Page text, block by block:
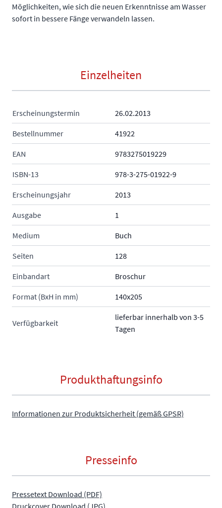
Möglichkeiten, wie sich die neuen Erkenntnisse am Wasser
sofort in bessere Fänge verwandeln lassen.
Einzelheiten
Erscheinungstermin 26.02.2013
Bestellnummer 41922
EAN 9783275019229
ISBN-13 978-3-275-01922-9
Erscheinungsjahr 2013
Ausgabe 1
Medium Buch
Seiten 128
Einbandart Broschur
Format (BxH in mm) 140x205
Verfügbarkeit
lieferbar innerhalb von 3-5
Tagen
Produkthaftungsinfo
Informationen zur Produktsicherheit (gemäß GPSR)
Presseinfo
Pressetext Download (PDF)
Druckcover Download (JPG)